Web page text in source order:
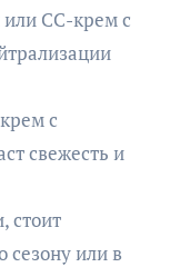
CC-крем с
с
свежесть и
стоит
сезону или в